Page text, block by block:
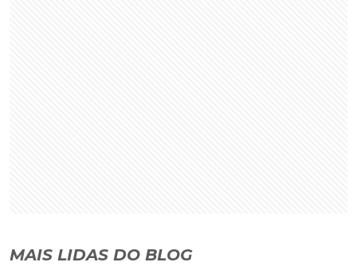
MAIS LIDAS DO BLOG